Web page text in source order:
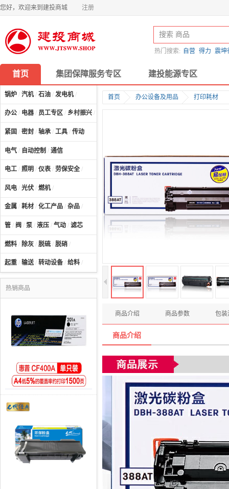
您好，欢迎来到建投商城 注册
热门搜索: 自营 得力 震坤
首页 集团保障服务专区 建投能源专区
锅炉 / 汽机/ 石油 / 发电机/
办公 / 电器 / 员工专区 / 乡村振兴 /
紧固 / 密封 / 轴承 / 工具 / 传动
电气 / 自动控制 / 通信
电工 / 照明 / 仪表 / 劳保安全 /
风电 / 光伏 / 燃机/
金属 / 耗材 / 化工产品 / 杂品 /
管 / 阀 / 泵 / 液压 / 气动 / 滤芯
燃料 / 除灰 / 脱硫 / 脱硝 /
起重 / 输送/ 转动设备 / 给料 /
热销商品
首页 办公设备及用品 打印耗材
商品介绍 商品参数 包装
商品介绍